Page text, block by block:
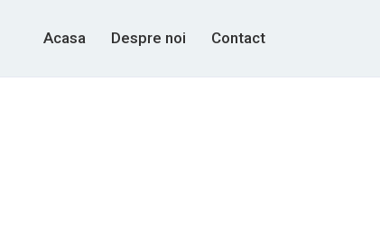
Acasa Despre noi Contact